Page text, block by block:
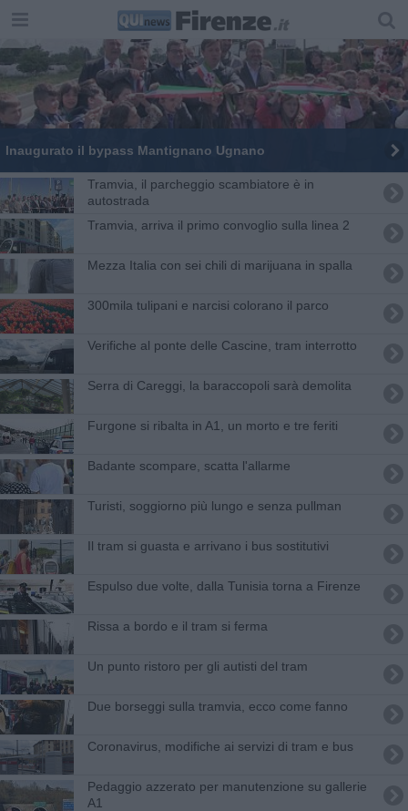
Inaugurato il bypass Mantignano Ugnano
Tramvia, il parcheggio scambiatore è in
autostrada
Tramvia, arriva il primo convoglio sulla linea 2
Mezza Italia con sei chili di marijuana in spalla
300mila tulipani e narcisi colorano il parco
Verifiche al ponte delle Cascine, tram interrotto
Serra di Careggi, la baraccopoli sarà demolita
Furgone si ribalta in A1, un morto e tre feriti
Badante scompare, scatta l'allarme
​Turisti, soggiorno più lungo e senza pullman
Il tram si guasta e arrivano i bus sostitutivi
Espulso due volte, dalla Tunisia torna a Firenze
Rissa a bordo e il tram si ferma
Un punto ristoro per gli autisti del tram
Due borseggi sulla tramvia, ecco come fanno
Coronavirus, modifiche ai servizi di tram e bus
Pedaggio azzerato per manutenzione su gallerie
A1